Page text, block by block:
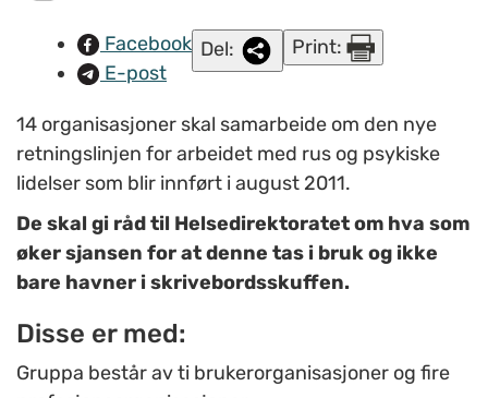
Facebook
E-post
Del: Print:
14 organisasjoner skal samarbeide om den nye
retningslinjen for arbeidet med rus og psykiske
lidelser som blir innført i august 2011.
De skal gi råd til Helsedirektoratet om hva som
øker sjansen for at denne tas i bruk og ikke
bare havner i skrivebordsskuffen.
Disse er med:
Gruppa består av ti brukerorganisasjoner og fire